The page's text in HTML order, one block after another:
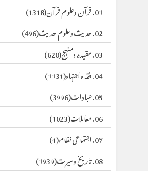
01. قرآن وعلوم قرآن
(1318)
02. حدیث وعلوم حدیث
(496)
03. عقیدہ ومنہج
(620)
04. فقہ واجتہاد
(1131)
05. عبادات
(3996)
06. معاملات
(1023)
07. اجتماعی نظام
(4)
08. تاریخ وسیرت
(1939)